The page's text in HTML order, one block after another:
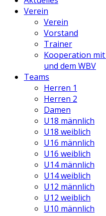
Verein
Verein
Vorstand
Trainer
Kooperation mit
und dem WBV
Teams
Herren 1
Herren 2
Damen
U18 männlich
U18 weiblich
U16 männlich
U16 weiblich
U14 männlich
U14 weiblich
U12 männlich
U12 weiblich
U10 männlich